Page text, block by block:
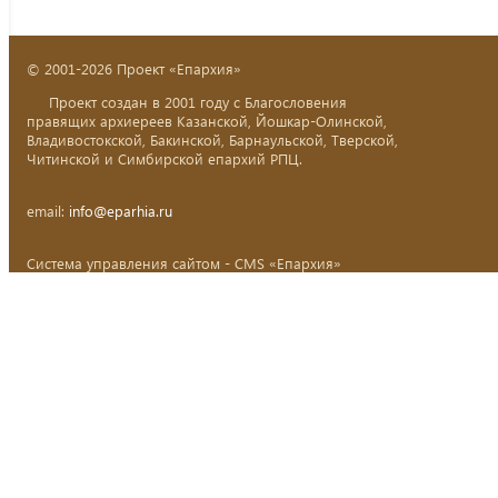
© 2001-2026 Проект «Епархия»
Проект создан в 2001 году с Благословения
правящих архиереев Казанской, Йошкар-Олинской,
Владивостокской, Бакинской, Барнаульской, Тверской,
Читинской и Симбирской епархий РПЦ.
email: info@eparhia.ru
Система управления сайтом - CMS «Епархия»